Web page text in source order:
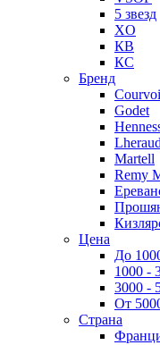
5 звезд
XO
КВ
КС
Бренд
Godet
Lheraud
Martell
Remy
Цена
До
1000 -
3000 -
От
Страна